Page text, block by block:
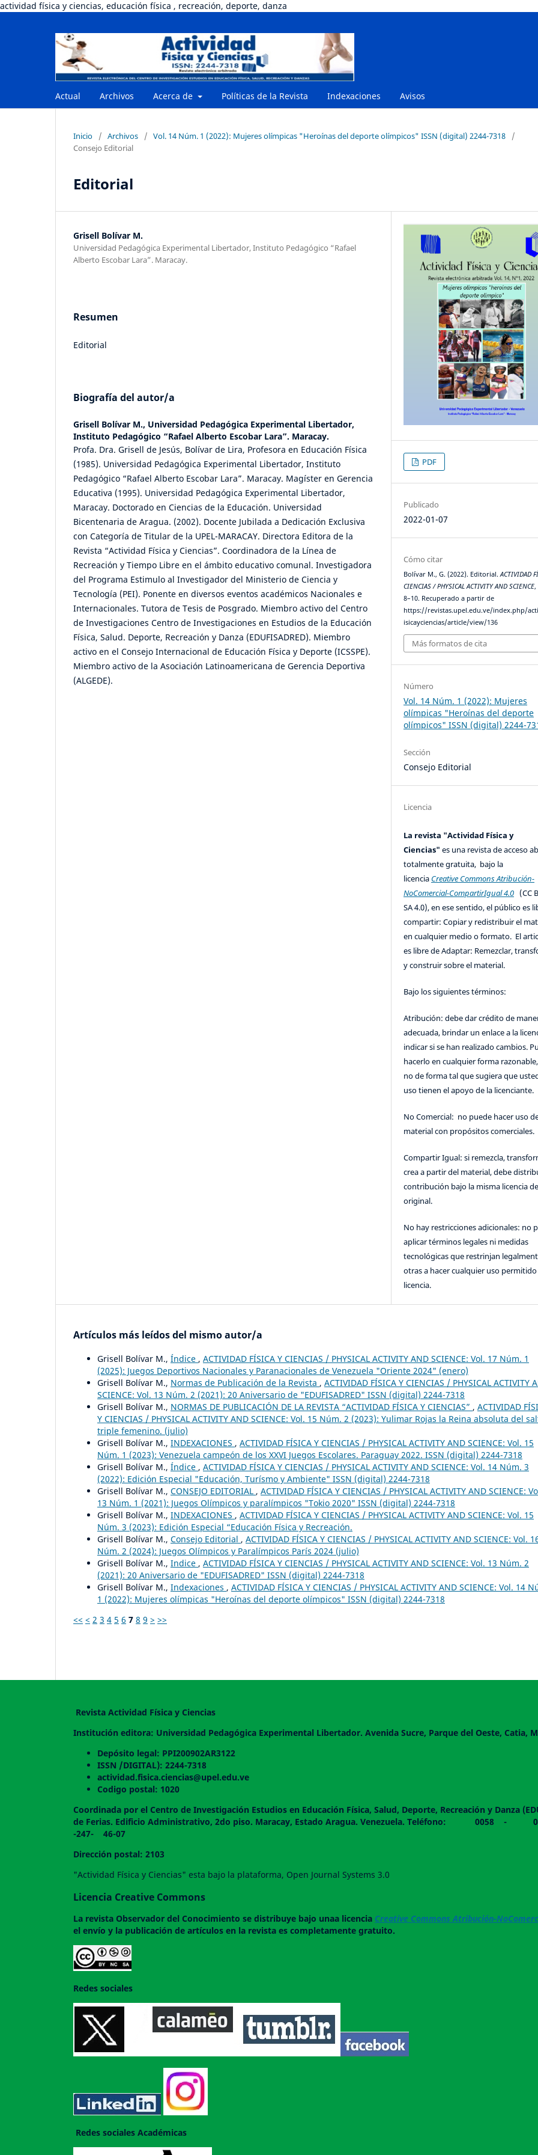
actividad física y ciencias, educación física , recreación, deporte, danza
Actual Archivos Acerca de Políticas de la Revista Indexaciones Avisos
Inicio / Archivos / Vol. 14 Núm. 1 (2022): Mujeres olímpicas "Heroínas del deporte olímpicos" ISSN (digital) 2244-7318
/
Consejo Editorial
Editorial
Grisell Bolívar M.
Universidad Pedagógica Experimental Libertador, Instituto Pedagógico “Rafael
Alberto Escobar Lara”. Maracay.
Resumen
Editorial
Biografía del autor/a
Grisell Bolívar M., Universidad Pedagógica Experimental Libertador,
Instituto Pedagógico “Rafael Alberto Escobar Lara”. Maracay.
Profa. Dra. Grisell de Jesús, Bolívar de Lira, Profesora en Educación Física
(1985). Universidad Pedagógica Experimental Libertador, Instituto
Pedagógico “Rafael Alberto Escobar Lara”. Maracay. Magíster en Gerencia
Educativa (1995). Universidad Pedagógica Experimental Libertador,
Maracay. Doctorado en Ciencias de la Educación. Universidad
Bicentenaria de Aragua. (2002). Docente Jubilada a Dedicación Exclusiva
con Categoría de Titular de la UPEL-MARACAY. Directora Editora de la
Revista “Actividad Física y Ciencias”. Coordinadora de la Línea de
Recreación y Tiempo Libre en el ámbito educativo comunal. Investigadora
del Programa Estimulo al Investigador del Ministerio de Ciencia y
Tecnología (PEI). Ponente en diversos eventos académicos Nacionales e
Internacionales. Tutora de Tesis de Posgrado. Miembro activo del Centro
de Investigaciones Centro de Investigaciones en Estudios de la Educación
Física, Salud. Deporte, Recreación y Danza (EDUFISADRED). Miembro
activo en el Consejo Internacional de Educación Física y Deporte (ICSSPE).
Miembro activo de la Asociación Latinoamericana de Gerencia Deportiva
(ALGEDE).
PDF
Publicado
2022-01-07
Cómo citar
Bolívar M., G. (2022). Editorial.ACTIVIDAD
CIENCIAS / PHYSICAL ACTIVITY AND SCIENCE,
8–10. Recuperado a partir de
https://revistas.upel.edu.ve/index.php/
isicayciencias/article/view/136
Más formatos de cita
Número
Vol. 14 Núm. 1 (2022): Mujeres
olímpicas "Heroínas del deporte
olímpicos" ISSN (digital) 2244-
Sección
Consejo Editorial
Licencia
La revista "Actividad Física y
Ciencias"es una revista de acceso
totalmente gratuita, bajo la
licencia Creative Commons Atribución-
NoComercial-CompartirIgual 4.0 (CC
SA 4.0), en ese sentido, el público es
compartir: Copiar y redistribuir el
en cualquier medio o formato. El
es libre de Adaptar: Remezclar,
y construir sobre el material.
Bajo los siguientes términos:
Atribución: debe dar crédito de
adecuada, brindar un enlace a la
indicar si se han realizado cambios.
hacerlo en cualquier forma
no de forma tal que sugiera que
uso tienen el apoyo de la licenciante.
No Comercial: no puede hacer uso
material con propósitos comerciales.
Compartir Igual: si remezcla,
crea a partir del material, debe
contribución bajo la misma licencia
original.
No hay restricciones adicionales: no
aplicar términos legales ni medidas
tecnológicas que restrinjan
otras a hacer cualquier uso
licencia.
Artículos más leídos del mismo autor/a
Grisell Bolívar M., Índice , ACTIVIDAD FÍSICA Y CIENCIAS / PHYSICAL ACTIVITY AND SCIENCE: Vol. 17 Núm. 1
(2025): Juegos Deportivos Nacionales y Paranacionales de Venezuela "Oriente 2024" (enero)
Grisell Bolívar M., Normas de Publicación de la Revista , ACTIVIDAD FÍSICA Y CIENCIAS / PHYSICAL ACTIVITY
SCIENCE: Vol. 13 Núm. 2 (2021): 20 Aniversario de "EDUFISADRED" ISSN (digital) 2244-7318
Grisell Bolívar M., NORMAS DE PUBLICACIÓN DE LA REVISTA “ACTIVIDAD FÍSICA Y CIENCIAS” , ACTIVIDAD
Y CIENCIAS / PHYSICAL ACTIVITY AND SCIENCE: Vol. 15 Núm. 2 (2023): Yulimar Rojas la Reina absoluta del
triple femenino. (julio)
Grisell Bolívar M., INDEXACIONES , ACTIVIDAD FÍSICA Y CIENCIAS / PHYSICAL ACTIVITY AND SCIENCE: Vol. 15
Núm. 1 (2023): Venezuela campeón de los XXVI Juegos Escolares. Paraguay 2022. ISSN (digital) 2244-7318
Grisell Bolívar M., Índice , ACTIVIDAD FÍSICA Y CIENCIAS / PHYSICAL ACTIVITY AND SCIENCE: Vol. 14 Núm. 3
(2022): Edición Especial "Educación, Turísmo y Ambiente" ISSN (digital) 2244-7318
Grisell Bolívar M., CONSEJO EDITORIAL , ACTIVIDAD FÍSICA Y CIENCIAS / PHYSICAL ACTIVITY AND SCIENCE:
13 Núm. 1 (2021): Juegos Olímpicos y paralímpicos "Tokio 2020" ISSN (digital) 2244-7318
Grisell Bolívar M., INDEXACIONES , ACTIVIDAD FÍSICA Y CIENCIAS / PHYSICAL ACTIVITY AND SCIENCE: Vol. 15
Núm. 3 (2023): Edición Especial “Educación Física y Recreación.
Grisell Bolívar M., Consejo Editorial , ACTIVIDAD FÍSICA Y CIENCIAS / PHYSICAL ACTIVITY AND SCIENCE: Vol.
Núm. 2 (2024): Juegos Olímpicos y Paralímpicos París 2024 (julio)
Grisell Bolívar M., Indice , ACTIVIDAD FÍSICA Y CIENCIAS / PHYSICAL ACTIVITY AND SCIENCE: Vol. 13 Núm. 2
(2021): 20 Aniversario de "EDUFISADRED" ISSN (digital) 2244-7318
Grisell Bolívar M., Indexaciones , ACTIVIDAD FÍSICA Y CIENCIAS / PHYSICAL ACTIVITY AND SCIENCE: Vol. 14
1 (2022): Mujeres olímpicas "Heroínas del deporte olímpicos" ISSN (digital) 2244-7318
<< < 2 3 4 5 6 7 8 9 > >>
Revista Actividad Física y Ciencias
Institución editora: Universidad Pedagógica Experimental Libertador. Avenida Sucre, Parque del Oeste, Catia,
Depósito legal: PPI200902AR3122
ISSN /DIGITAL): 2244-7318
actividad.fisica.ciencias@upel.edu.ve
Codigo postal: 1020
Coordinada por el Centro de Investigación Estudios en Educación Física, Salud, Deporte, Recreación y Danza
de Ferias. Edificio Administrativo, 2do piso. Maracay, Estado Aragua. Venezuela. Teléfono:
-247- 46-07
Dirección postal: 2103
"Actividad Física y Ciencias" esta bajo la plataforma, Open Journal Systems 3.0
Licencia Creative Commons
La revista Observador del Conocimiento se distribuye bajo unaa licencia Creative Commons Atribución-
el envío y la publicación de artículos en la revista es completamente gratuito.
Redes sociales
Redes sociales Académicas